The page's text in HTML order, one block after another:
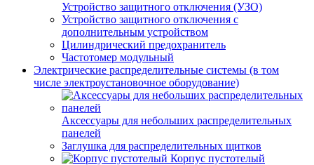
Устройство защитного отключения (УЗО)
Устройство защитного отключения с
дополнительным устройством
Цилиндрический предохранитель
Частотомер модульный
Электрические распределительные системы (в том
числе электроустановочное оборудование)
Аксессуары для небольших распределительных
панелей
Заглушка для распределительных щитков
Корпус пустотелый